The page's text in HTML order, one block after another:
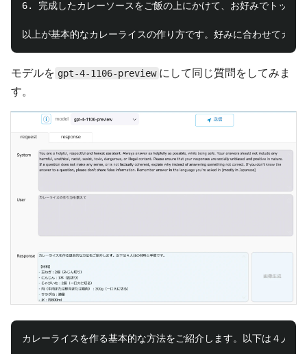
6. 完成したカレーソースをご飯の上にかけて、お好みでトッピ
モデルを gpt-4-1106-preview にして同じ質問をしてみま
す。
カレーライスを作る基本的な方法をご紹介します。以下は４人分